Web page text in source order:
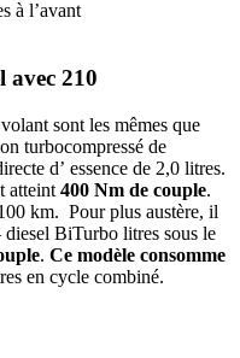
à l’avant
avec 210
sont les mêmes que
turbocompressé de
d’ essence de 2,0 litres.
atteint 400 Nm de couple.
km. Pour plus austère, il
BiTurbo litres sous le
. Ce modèle consomme
en cycle combiné.